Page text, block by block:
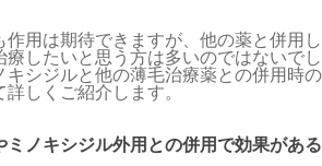
作用は期待できますが、他の薬と併用し
したいと思う方は多いのではないでし
キシジルと他の薄毛治療薬との併用時の
しくご紹介します。
ノキシジル外用との併用で効果がある